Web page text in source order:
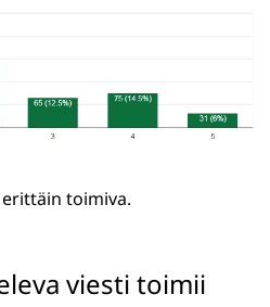
erittäin toimiva.
viesti toimii